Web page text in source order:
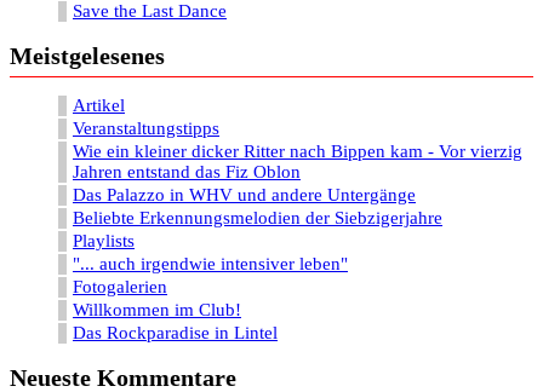
Save the Last Dance
Meistgelesenes
Artikel
Veranstaltungstipps
Wie ein kleiner dicker Ritter nach Bippen kam - Vor vierzig
Jahren entstand das Fiz Oblon
Das Palazzo in WHV und andere Untergänge
Beliebte Erkennungsmelodien der Siebzigerjahre
Playlists
"... auch irgendwie intensiver leben"
Fotogalerien
Willkommen im Club!
Das Rockparadise in Lintel
Neueste Kommentare